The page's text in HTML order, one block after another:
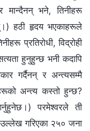
मान्दैनन् भने, तिनीहरू
हठी हृदय भएकाहरूले
प्रतिरोधी, विद्रोही
हुनुहुन्छ भनी कदापि
गर्दैनन् र अन्त्यसम्मै
अन्त्य कस्तो हुन्छ?
परमेश्‍वरले ती
उल्लेख गरिएका २५० जना